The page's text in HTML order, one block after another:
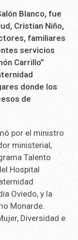
Blanco, fue
Cristian Niño,
familiares
servicios
Carrillo”
donde los
de
por el ministro
ministerial,
Talento
Hospital
Oviedo, y la
Monarde.
Diversidad e